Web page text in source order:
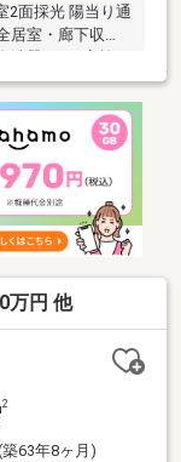
2面採光 陽当り通
居室・廊下収
気になりにくい2
好な間取■風通し
セキュリティ安
和8年2月リフォ
掲載数No.1』の
万円 他
2
63年8ヶ月)